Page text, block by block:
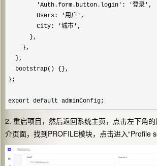
        'Auth.form.button.login': '登录'
,
        Users: '用户'
,
        City: '城市'
,
      },
    },
  },
  bootstrap() {},
};
export default adminConfig;
2. 重启项目，然后返回系统主页，点击左下角
介页面，找到PROFILE模块，点击进入“Profile